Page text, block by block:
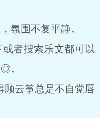
氛围不复平静。
者搜索乐文都可以
。
云筝总是不自觉唇